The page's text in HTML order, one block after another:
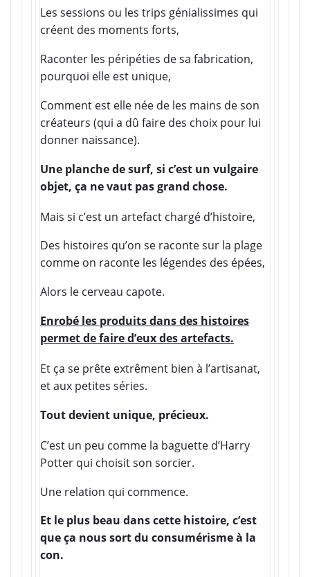
Les sessions ou les trips génialissimes qui
créent des moments forts,
Raconter les péripéties de sa fabrication,
pourquoi elle est unique,
Comment est elle née de les mains de son
créateurs (qui a dû faire des choix pour lui
donner naissance).
Une planche de surf, si c’est un vulgaire
objet, ça ne vaut pas grand chose.
Mais si c’est un artefact chargé d’histoire,
Des histoires qu’on se raconte sur la plage
comme on raconte les légendes des épées,
Alors le cerveau capote.
Enrobé les produits dans des histoires
permet de faire d’eux des artefacts.
Et ça se prête extrêment bien à l’artisanat,
et aux petites séries.
Tout devient unique, précieux.
C’est un peu comme la baguette d’Harry
Potter qui choisit son sorcier.
Une relation qui commence.
Et le plus beau dans cette histoire, c’est
que ça nous sort du consumérisme à la
con.